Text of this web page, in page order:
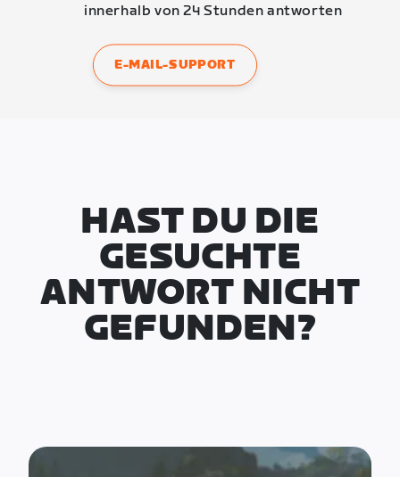
innerhalb von 24 Stunden antworten
E-MAIL-SUPPORT
HAST DU DIE
GESUCHTE
ANTWORT NICHT
GEFUNDEN?